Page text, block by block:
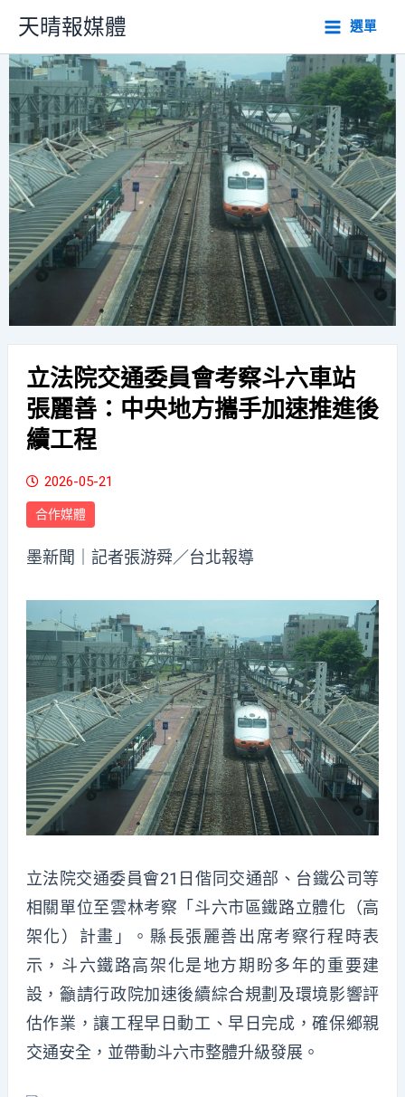
主
要
內
容
天晴報媒體 選單
立法院交通委員會考察斗六車站
張麗善：中央地方攜手加速推進後
續工程
2026-05-21
合作媒體
墨新聞 ｜記者張游舜／台北報導
立法院交通委員會21日偕同交通部、台鐵公司等
相關單位至雲林考察「斗六市區鐵路立體化（高
架化）計畫」。縣長張麗善出席考察行程時表
示，斗六鐵路高架化是地方期盼多年的重要建
設，籲請行政院加速後續綜合規劃及環境影響評
估作業，讓工程早日動工、早日完成，確保鄉親
交通安全，並帶動斗六市整體升級發展。